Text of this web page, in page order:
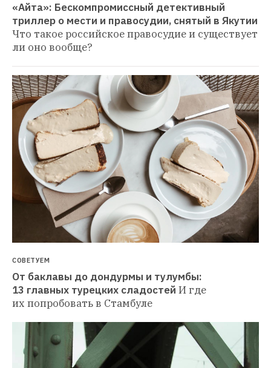
«Айта»: Бескомпромиссный детективный
триллер о мести и правосудии, снятый в Якутии
Что такое российское правосудие и существует
ли оно вообще?
СОВЕТУЕМ
От баклавы до дондурмы и тулумбы:
13 главных турецких сладостей И где
их попробовать в Стамбуле